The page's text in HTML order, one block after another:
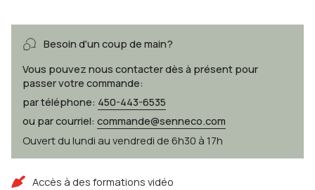
Besoin d'un coup de main?
Vous pouvez nous contacter dès à présent pour
passer votre commande:
par téléphone: 450-443-6535
ou par courriel: commande@senneco.com
Ouvert du lundi au vendredi de 6h30 à 17h
Accès à des formations vidéo